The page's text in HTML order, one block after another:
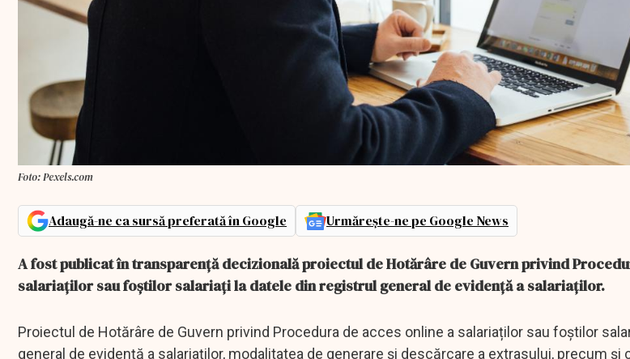
Foto: Pexels.com
Adaugă-ne ca sursă preferată în Google Urmărește-ne pe Google News
A fost publicat în transparenţă decizională proiectul de Hotărâre de Guvern privind
salariaților sau foștilor salariați la datele din registrul general de evidență a salariaților.
Proiectul de Hotărâre de Guvern privind Procedura de acces online a salariaților sau foștilor
general de evidență a salariaților, modalitatea de generare și descărcare a extrasului, precum și